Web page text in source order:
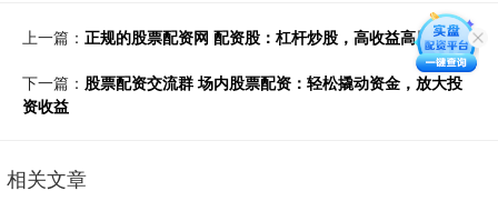
上一篇： 正规的股票配资网 配资股：杠杆炒股，高收益高风险
下一篇： 股票配资交流群 场内股票配资：轻松撬动资金，放大投
资收益
相关文章